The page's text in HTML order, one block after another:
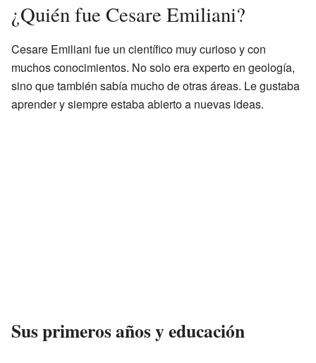
¿Quién fue Cesare Emiliani?
Cesare Emiliani fue un científico muy curioso y con
muchos conocimientos. No solo era experto en geología,
sino que también sabía mucho de otras áreas. Le gustaba
aprender y siempre estaba abierto a nuevas ideas.
Sus primeros años y educación